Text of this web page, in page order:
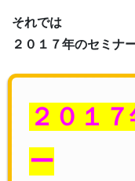
それでは
２０１７年のセミナ
２０１
ー